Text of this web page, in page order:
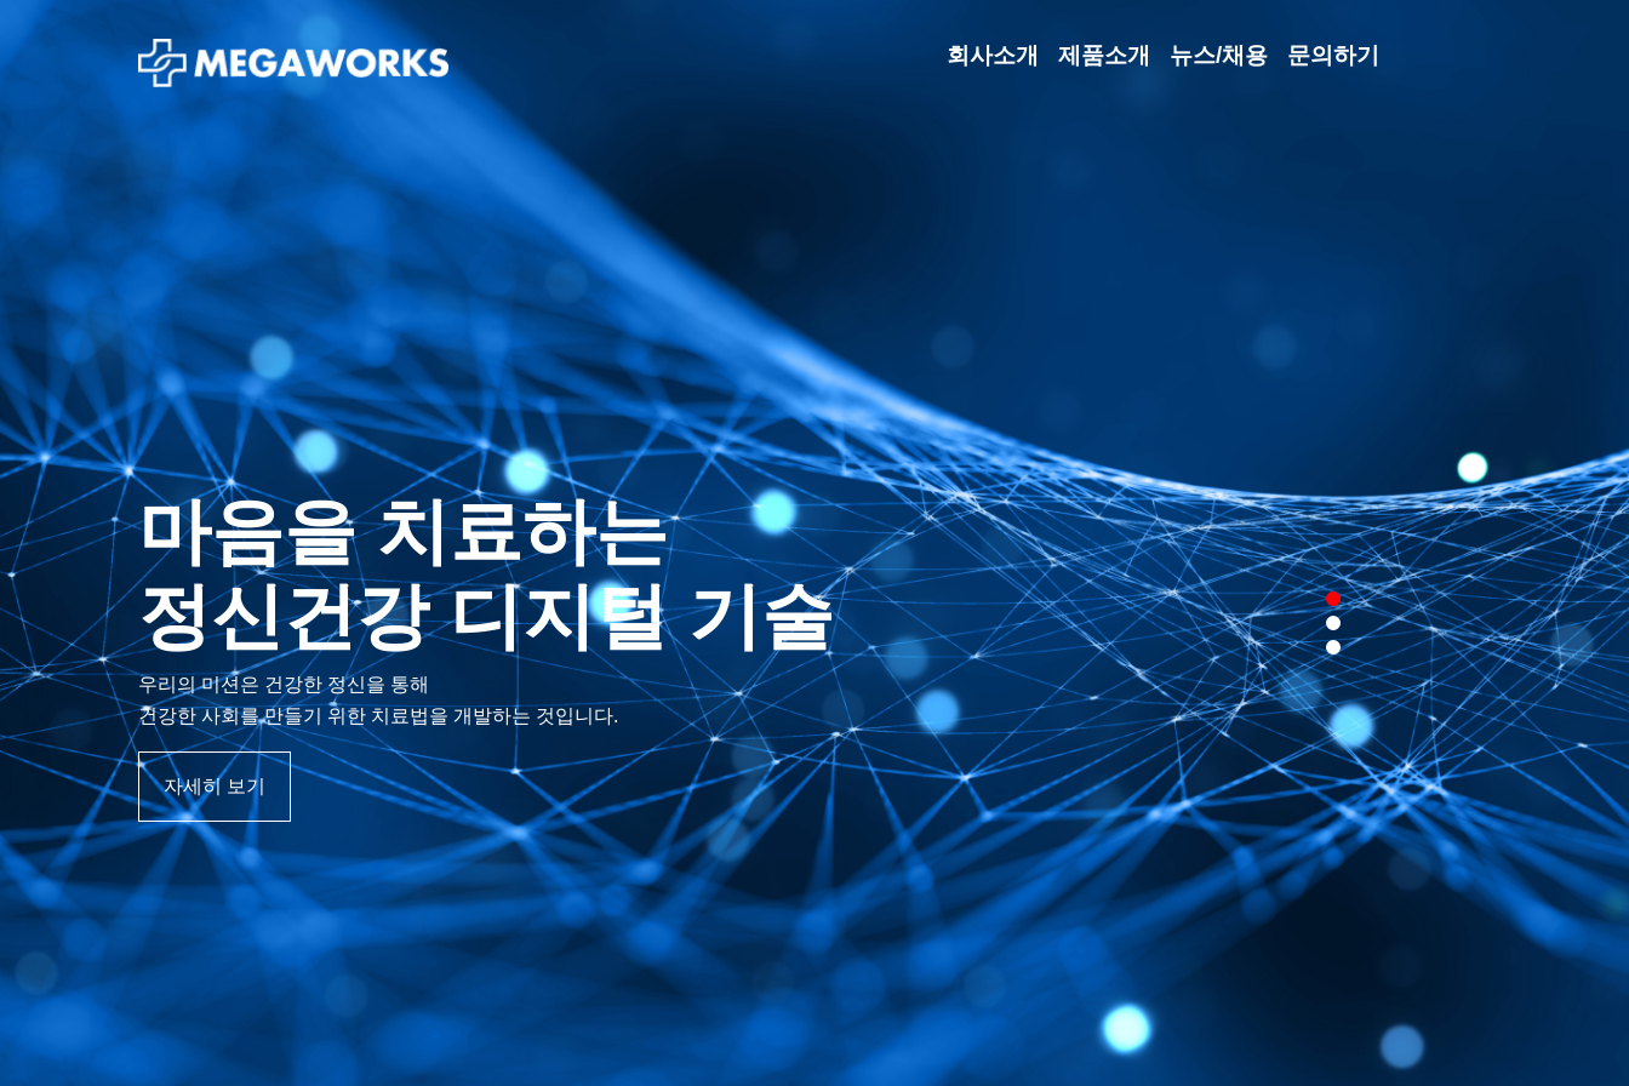
회사소개 제품소개 뉴스/채용 문의하기
마음을 치료하는
정신건강 디지털 기술
우리의 미션은 건강한 정신을 통해
건강한 사회를 만들기 위한 치료법을 개발하는 것입니다.
자세히 보기
모바일기반 정신건강
진단 솔루션
고객 행동 패턴의
특성추출을 통한 인공지능 솔루션을 제공합니다.
자세히 보기
인재 채용
인재를 모십니다.
우리는 당신을 애타게 기다리고 있습니다.
자세히 보기